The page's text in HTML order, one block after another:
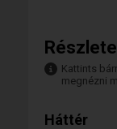
Kattints
megnézni
Háttér